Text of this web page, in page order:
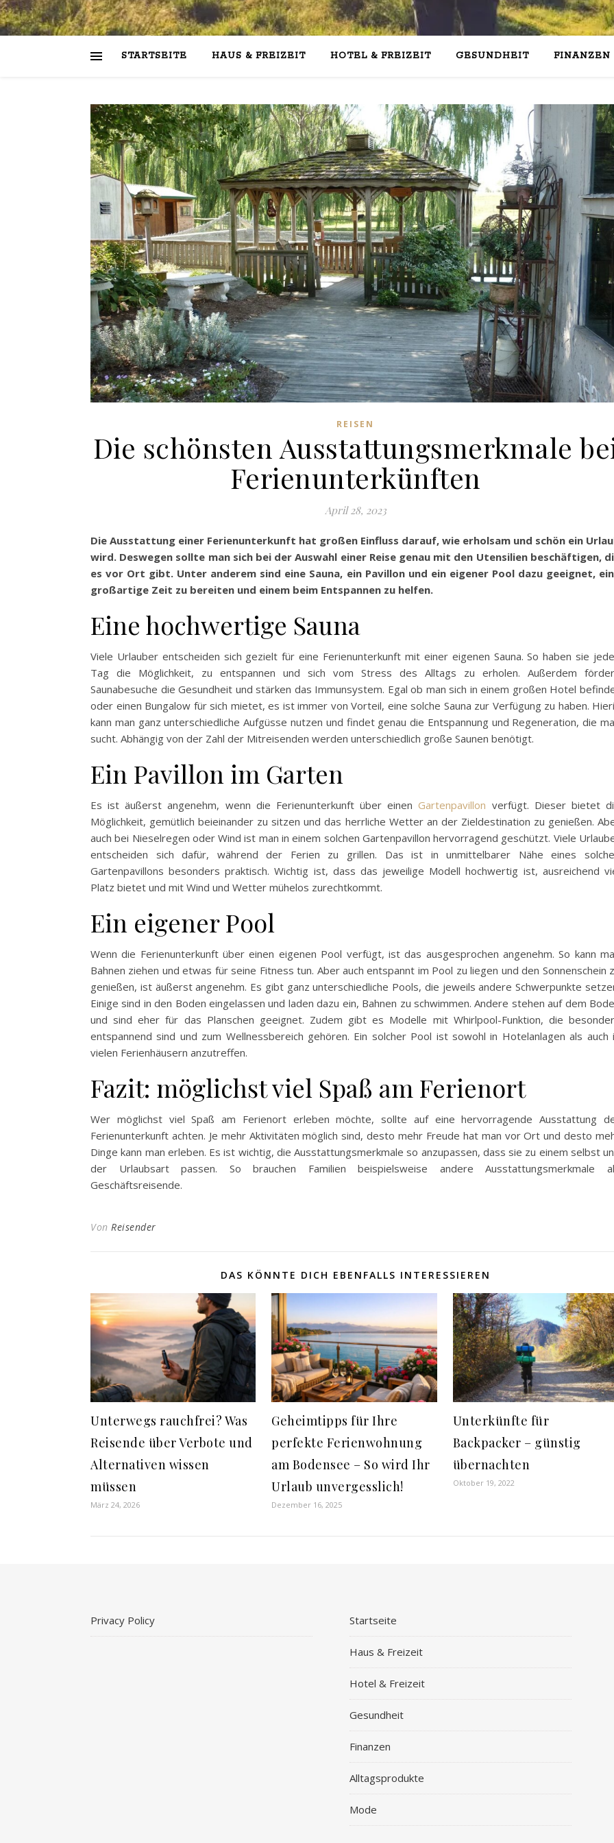
STARTSEITE HAUS & FREIZEIT HOTEL & FREIZEIT GESUNDHEIT FINANZEN
REISEN
Die schönsten Ausstattungsmerkmale
Ferienunterkünften
April 28, 2023
Die Ausstattung einer Ferienunterkunft hat großen Einfluss darauf, wie erholsam und schön ein
wird. Deswegen sollte man sich bei der Auswahl einer Reise genau mit den Utensilien beschäftigen,
es vor Ort gibt. Unter anderem sind eine Sauna, ein Pavillon und ein eigener Pool dazu geeignet,
großartige Zeit zu bereiten und einem beim Entspannen zu helfen.
Eine hochwertige Sauna
Viele Urlauber entscheiden sich gezielt für eine Ferienunterkunft mit einer eigenen Sauna. So haben sie
Tag die Möglichkeit, zu entspannen und sich vom Stress des Alltags zu erholen. Außerdem
Saunabesuche die Gesundheit und stärken das Immunsystem. Egal ob man sich in einem großen Hotel
oder einen Bungalow für sich mietet, es ist immer von Vorteil, eine solche Sauna zur Verfügung zu haben.
kann man ganz unterschiedliche Aufgüsse nutzen und findet genau die Entspannung und Regeneration, die
sucht. Abhängig von der Zahl der Mitreisenden werden unterschiedlich große Saunen benötigt.
Ein Pavillon im Garten
Es ist äußerst angenehm, wenn die Ferienunterkunft über einenGartenpavillon verfügt. Dieser bietet
Möglichkeit, gemütlich beieinander zu sitzen und das herrliche Wetter an der Zieldestination zu genießen.
auch bei Nieselregen oder Wind ist man in einem solchen Gartenpavillon hervorragend geschützt. Viele
entscheiden sich dafür, während der Ferien zu grillen. Das ist in unmittelbarer Nähe eines
Gartenpavillons besonders praktisch. Wichtig ist, dass das jeweilige Modell hochwertig ist, ausreichend
Platz bietet und mit Wind und Wetter mühelos zurechtkommt.
Ein eigener Pool
Wenn die Ferienunterkunft über einen eigenen Pool verfügt, ist das ausgesprochen angenehm. So kann
Bahnen ziehen und etwas für seine Fitness tun. Aber auch entspannt im Pool zu liegen und den Sonnenschein
genießen, ist äußerst angenehm. Es gibt ganz unterschiedliche Pools, die jeweils andere Schwerpunkte
Einige sind in den Boden eingelassen und laden dazu ein, Bahnen zu schwimmen. Andere stehen auf dem
und sind eher für das Planschen geeignet. Zudem gibt es Modelle mit Whirlpool-Funktion, die
entspannend sind und zum Wellnessbereich gehören. Ein solcher Pool ist sowohl in Hotelanlagen als auch
vielen Ferienhäusern anzutreffen.
Fazit: möglichst viel Spaß am Ferienort
Wer möglichst viel Spaß am Ferienort erleben möchte, sollte auf eine hervorragende Ausstattung
Ferienunterkunft achten. Je mehr Aktivitäten möglich sind, desto mehr Freude hat man vor Ort und desto
Dinge kann man erleben. Es ist wichtig, die Ausstattungsmerkmale so anzupassen, dass sie zu einem selbst
der Urlaubsart passen. So brauchen Familien beispielsweise andere Ausstattungsmerkmale
Geschäftsreisende.
Von Reisender
DAS KÖNNTE DICH EBENFALLS INTERESSIEREN
Unterwegs rauchfrei? Was
Reisende über Verbote und
Alternativen wissen
müssen
März 24, 2026
Geheimtipps für Ihre
perfekte Ferienwohnung
am Bodensee – So wird Ihr
Urlaub unvergesslich!
Dezember 16, 2025
Unterkünfte für
Backpacker – günstig
übernachten
Oktober 19, 2022
Privacy Policy Startseite
Haus & Freizeit
Hotel & Freizeit
Gesundheit
Finanzen
Alltagsprodukte
Mode